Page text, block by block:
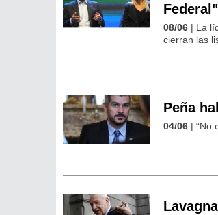
Federal"
08/06 | La
cierran las
Peña
04/06 | “No